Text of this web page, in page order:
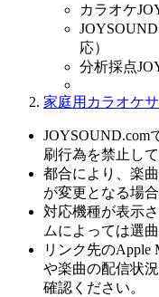
カラオケ
応）
分析採点
家庭用カラオケ
JOYSOUND.com
刷行為を禁止して
都合により、楽
が変更となる場
対応機種が表示
ムによっては選
リンク先のApple
や楽曲の配信状
確認ください。